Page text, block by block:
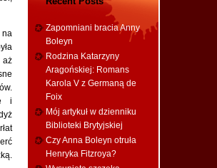
na
i
Zapomniani bracia Anny
Boleyn
Rodzina Katarzyny
Aragońskiej: Romans
Karola V z Germaną de
Foix
Mój artykuł w dzienniku
Biblioteki Brytyjskiej
Czy Anna Boleyn otruła
Henryka Fitzroya?